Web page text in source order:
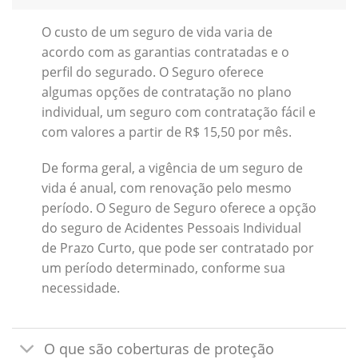
O custo de um seguro de vida varia de
acordo com as garantias contratadas e o
perfil do segurado. O Seguro oferece
algumas opções de contratação no plano
individual, um seguro com contratação fácil e
com valores a partir de R$ 15,50 por mês.
De forma geral, a vigência de um seguro de
vida é anual, com renovação pelo mesmo
período. O Seguro de Seguro oferece a opção
do seguro de Acidentes Pessoais Individual
de Prazo Curto, que pode ser contratado por
um período determinado, conforme sua
necessidade.
O que são coberturas de proteção